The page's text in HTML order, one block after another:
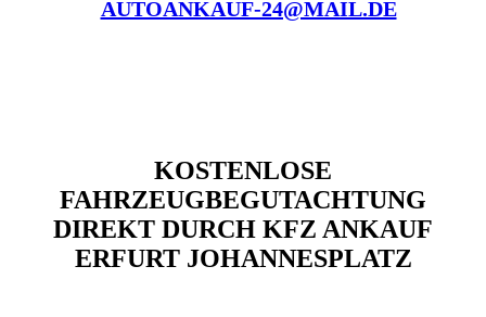
AUTOANKAUF-24@MAIL.DE
KOSTENLOSE
FAHRZEUGBEGUTACHTUNG
DIREKT DURCH KFZ ANKAUF
ERFURT JOHANNESPLATZ